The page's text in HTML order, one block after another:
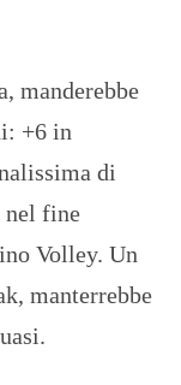
manderebbe
+6 in
di
nel fine
Volley. Un
manterrebbe